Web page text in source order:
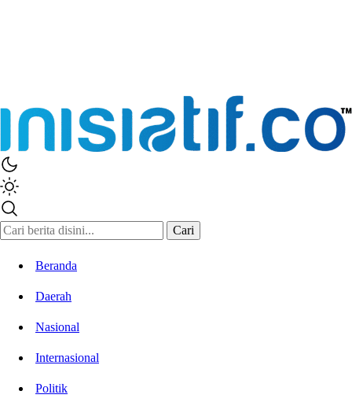
Inisiatif.co
Stay Connected Stay Informed
Cari
Beranda
Daerah
Nasional
Internasional
Politik